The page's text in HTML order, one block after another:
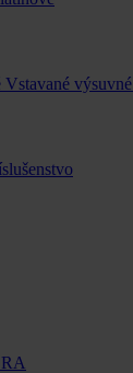
Vstavané výsuvné